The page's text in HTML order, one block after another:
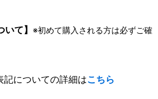
いて】 ※初めて購入される方は必ずご確
についての詳細はこちら